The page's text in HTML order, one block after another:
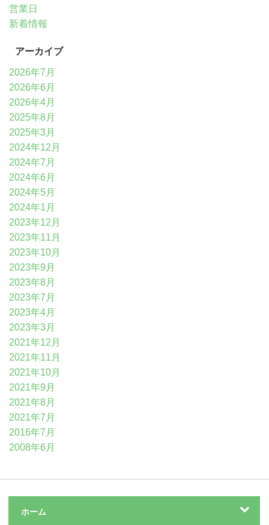
営業日
新着情報
アーカイブ
2026年7月
2026年6月
2026年4月
2025年8月
2025年3月
2024年12月
2024年7月
2024年6月
2024年5月
2024年1月
2023年12月
2023年11月
2023年10月
2023年9月
2023年8月
2023年7月
2023年4月
2023年3月
2021年12月
2021年11月
2021年10月
2021年9月
2021年8月
2021年7月
2016年7月
2008年6月
ホーム